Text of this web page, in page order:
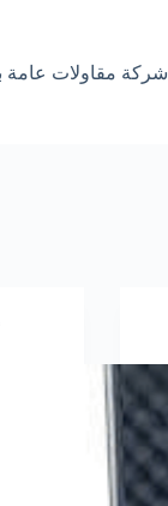
شركة مقاولات عامة